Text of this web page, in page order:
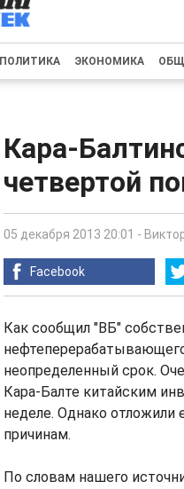
ПОЛИТИКА ЭКОНОМИКА
Кара-
четвертой
05 декабря 2013 20:01 -
Facebook
Как сообщил "ВБ"
неопределенный срок.
Кара-Балте китайским
неделе. Однако отложили
причинам.
По словам нашего